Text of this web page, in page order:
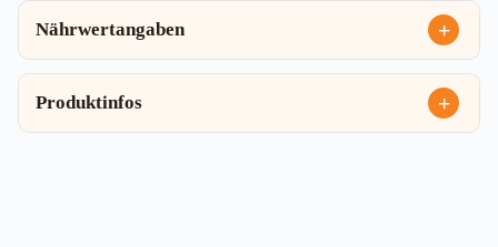
Nährwertangaben
Produktinfos